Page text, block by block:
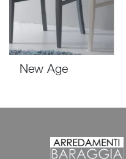
New Age